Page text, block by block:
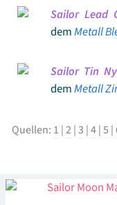
Sailor Lead
demMetall
Sailor Tin
demMetall
Quellen: 1 |2|3 |4|5 |